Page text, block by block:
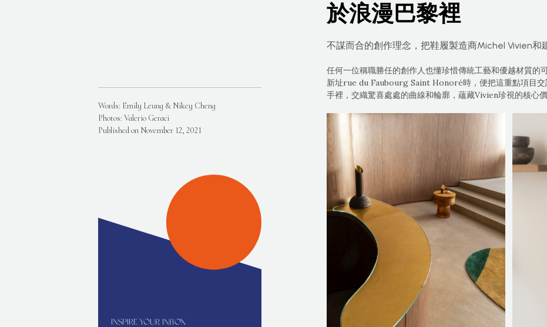
Words: Emily Leung & Nikey Cheng
Photos: Valerio Geraci
Published on November 12, 2021
INSPIRE YOUR INBOX
於浪漫巴黎裡
不謀而合的創作理念，把鞋履製造商Michel Vivien和
任何一位稱職勝任的創作人也懂珍惜傳統工藝和優越材質
新址rue du Faubourg Saint Honoré時，便把這重點項目交
手裡，交織驚喜處處的曲線和輪廓，蘊藏Vivien珍視的核心價